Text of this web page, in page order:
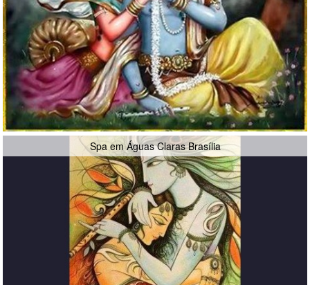
Spa em Águas Claras Brasília